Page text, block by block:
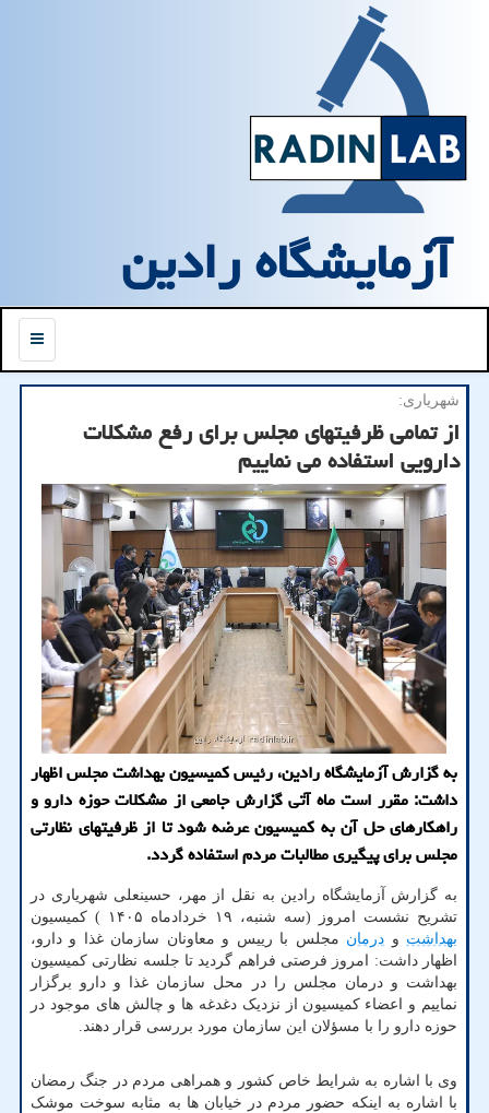
آزمایشگاه رادین
منو
شهریاری:
از تمامی ظرفیتهای مجلس برای رفع مشکلات
دارویی استفاده می نماییم
به گزارش آزمایشگاه رادین، رئیس کمیسیون بهداشت مجلس اظهار
داشت: مقرر است ماه آتی گزارش جامعی از مشکلات حوزه دارو و
راهکارهای حل آن به کمیسیون عرضه شود تا از ظرفیتهای نظارتی
مجلس برای پیگیری مطالبات مردم استفاده گردد.
به گزارش آزمایشگاه رادین به نقل از مهر، حسینعلی شهریاری در
تشریح نشست امروز (سه شنبه، ۱۹ خردادماه ۱۴۰۵ ) کمیسیون
بهداشت و درمان مجلس با رییس و معاونان سازمان غذا و دارو،
اظهار داشت: امروز فرصتی فراهم گردید تا جلسه نظارتی کمیسیون
بهداشت و درمان مجلس را در محل سازمان غذا و دارو برگزار
نماییم و اعضاء کمیسیون از نزدیک دغدغه ها و چالش های موجود در
حوزه دارو را با مسؤلان این سازمان مورد بررسی قرار دهند.
وی با اشاره به شرایط خاص کشور و همراهی مردم در جنگ رمضان
با اشاره به اینکه حضور مردم در خیابان ها به مثابه سوخت موشک